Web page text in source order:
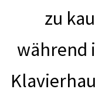
zu
während